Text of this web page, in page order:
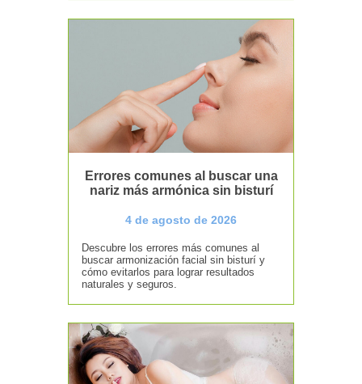
Errores comunes al buscar una
nariz más armónica sin bisturí
4 de agosto de 2026
Descubre los errores más comunes al
buscar armonización facial sin bisturí y
cómo evitarlos para lograr resultados
naturales y seguros.